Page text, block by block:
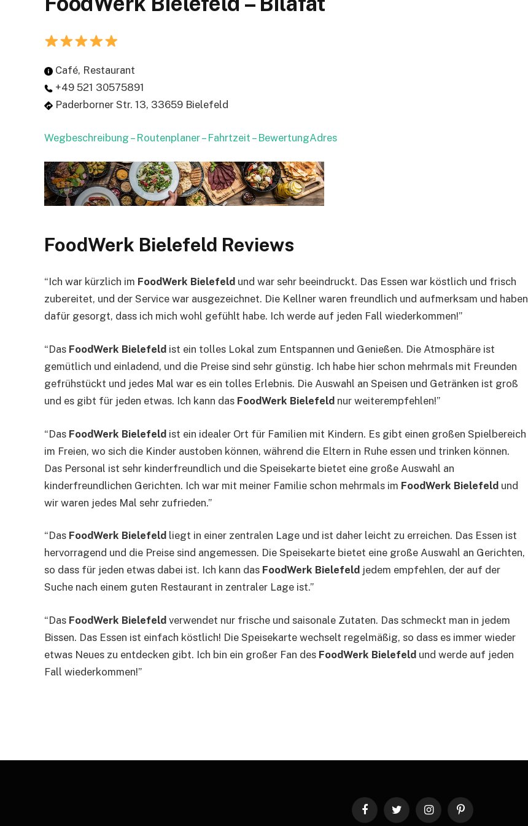
Café, Restaurant
+49 521 30575891
Paderborner Str. 13, 33659 Bielefeld
Wegbeschreibung – Routenplaner – Fahrtzeit – BewertungAdres
FoodWerk Bielefeld Reviews
“Ich war kürzlich im FoodWerk Bielefeld und war sehr beeindruckt. Das Essen war köstlich und frisch
zubereitet, und der Service war ausgezeichnet. Die Kellner waren freundlich und aufmerksam und haben
dafür gesorgt, dass ich mich wohl gefühlt habe. Ich werde auf jeden Fall wiederkommen!”
“Das FoodWerk Bielefeld ist ein tolles Lokal zum Entspannen und Genießen. Die Atmosphäre ist
gemütlich und einladend, und die Preise sind sehr günstig. Ich habe hier schon mehrmals mit Freunden
gefrühstückt und jedes Mal war es ein tolles Erlebnis. Die Auswahl an Speisen und Getränken ist groß
und es gibt für jeden etwas. Ich kann das FoodWerk Bielefeld nur weiterempfehlen!”
“Das FoodWerk Bielefeld ist ein idealer Ort für Familien mit Kindern. Es gibt einen großen Spielbereich
im Freien, wo sich die Kinder austoben können, während die Eltern in Ruhe essen und trinken können.
Das Personal ist sehr kinderfreundlich und die Speisekarte bietet eine große Auswahl an
kinderfreundlichen Gerichten. Ich war mit meiner Familie schon mehrmals im FoodWerk Bielefeld und
wir waren jedes Mal sehr zufrieden.”
“Das FoodWerk Bielefeld liegt in einer zentralen Lage und ist daher leicht zu erreichen. Das Essen ist
hervorragend und die Preise sind angemessen. Die Speisekarte bietet eine große Auswahl an Gerichten,
so dass für jeden etwas dabei ist. Ich kann das FoodWerk Bielefeld jedem empfehlen, der auf der
Suche nach einem guten Restaurant in zentraler Lage ist.”
“Das FoodWerk Bielefeld verwendet nur frische und saisonale Zutaten. Das schmeckt man in jedem
Bissen. Das Essen ist einfach köstlich! Die Speisekarte wechselt regelmäßig, so dass es immer wieder
etwas Neues zu entdecken gibt. Ich bin ein großer Fan des FoodWerk Bielefeld und werde auf jeden
Fall wiederkommen!”
FacebookTwitter InstagramPinterest